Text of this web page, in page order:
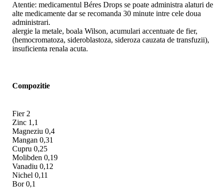
Atentie: medicamentul Béres Drops se poate administra alaturi de
alte medicamente dar se recomanda 30 minute intre cele doua
administrari.
alergie la metale, boala Wilson, acumulari accentuate de fier,
(hemocromatoza, sideroblastoza, sideroza cauzata de transfuzii),
insuficienta renala acuta.
Compozitie
Fier 2
Zinc 1,1
Magneziu 0,4
Mangan 0,31
Cupru 0,25
Molibden 0,19
Vanadiu 0,12
Nichel 0,11
Bor 0,1